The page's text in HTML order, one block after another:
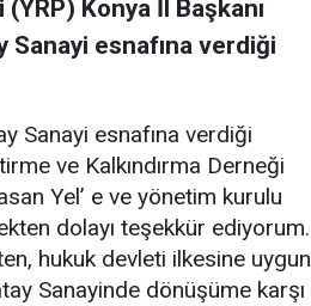
Konya İl Başkanı
Sanayi esnafına verdiği
Sanayi esnafına verdiği
ve Kalkındırma Derneği
Yel’ e ve yönetim kurulu
dolayı teşekkür ediyorum.
hukuk devleti ilkesine uygun
Sanayinde dönüşüme karşı